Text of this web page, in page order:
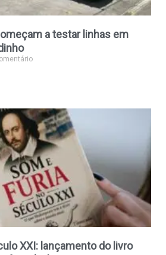
a testar linhas em
XXI: lançamento do livro